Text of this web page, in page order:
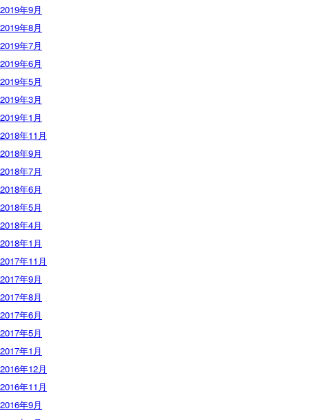
2019年9月
2019年8月
2019年7月
2019年6月
2019年5月
2019年3月
2019年1月
2018年11月
2018年9月
2018年7月
2018年6月
2018年5月
2018年4月
2018年1月
2017年11月
2017年9月
2017年8月
2017年6月
2017年5月
2017年1月
2016年12月
2016年11月
2016年9月